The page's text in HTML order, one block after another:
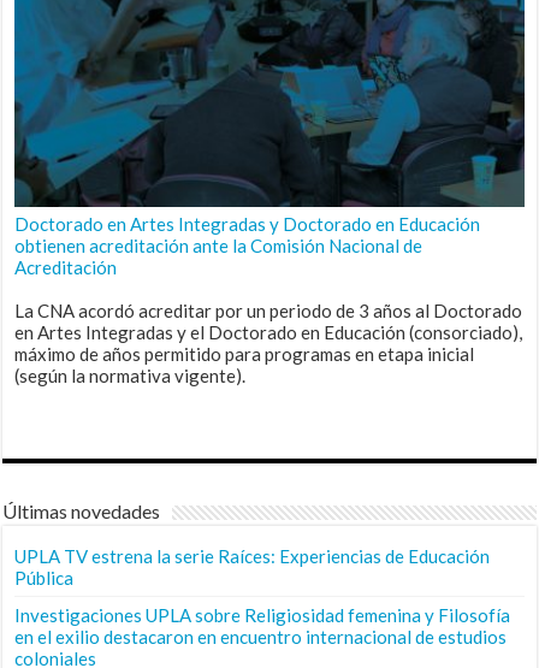
Doctorado en Artes Integradas y Doctorado en Educación
obtienen acreditación ante la Comisión Nacional de
Acreditación
La CNA acordó acreditar por un periodo de 3 años al Doctorado
en Artes Integradas y el Doctorado en Educación (consorciado),
máximo de años permitido para programas en etapa inicial
(según la normativa vigente).
Últimas novedades
UPLA TV estrena la serie Raíces: Experiencias de Educación
Pública
Investigaciones UPLA sobre Religiosidad femenina y Filosofía
en el exilio destacaron en encuentro internacional de estudios
coloniales